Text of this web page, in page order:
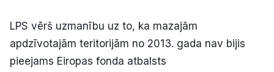
LPS vērš uzmanību uz to, ka mazajām
apdzīvotajām teritorijām no 2013. gada nav bijis
pieejams Eiropas fonda atbalsts